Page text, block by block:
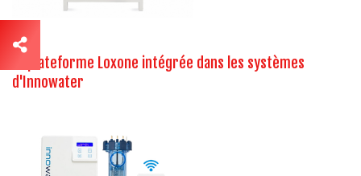
La plateforme Loxone intégrée dans les systèmes
d'Innowater